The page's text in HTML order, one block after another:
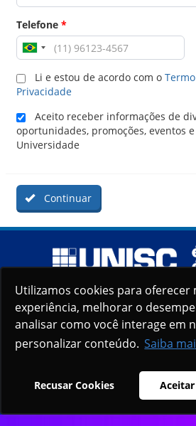
Utilizamos cookies para oferecer
experiência, melhorar o
analisar como você interage em
personalizar conteúdo. Saiba
Recusar Cookies
Utilizamos cookies para oferecer
experiência, melhorar o
analisar como você interage em
personalizar conteúdo. Saiba
Recusar Cookies
Telefone *
Li e estou de acordo com o
Privacidade
Aceito receber informações de
oportunidades, promoções, eventos
Universidade
Continuar